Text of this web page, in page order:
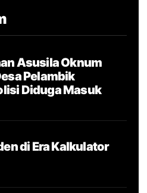
Asusila Oknum
Pelambik
Diduga Masuk
di Era Kalkulator